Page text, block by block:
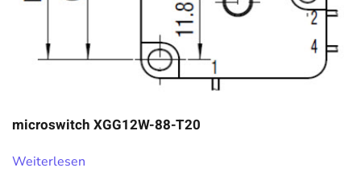
microswitch XGG12W-88-T20
Weiterlesen